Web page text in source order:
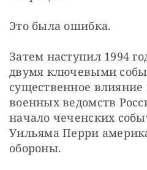
Это была ошибка.
Затем наступил 1994
двумя ключевыми
существенное влияние
военных ведомств
начало чеченских
Уильяма Перри
обороны.